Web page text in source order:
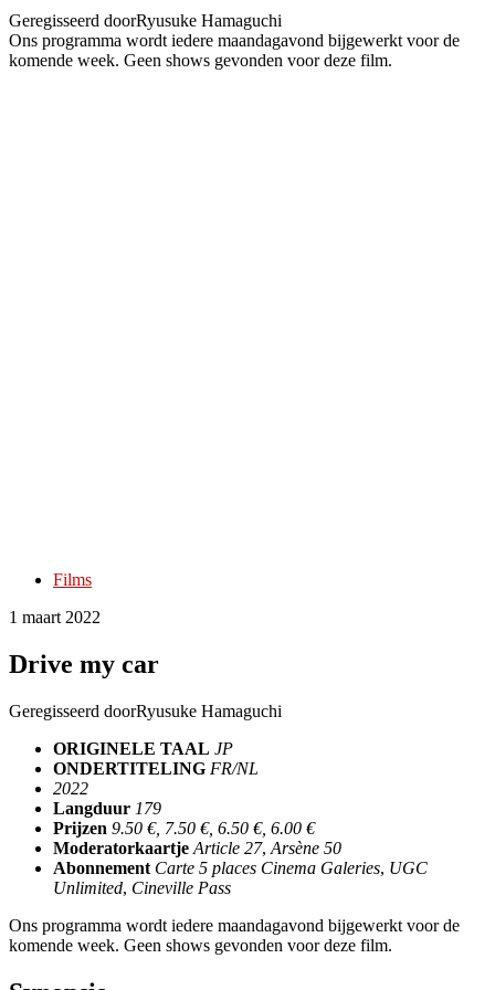
Geregisseerd doorRyusuke Hamaguchi
Ons programma wordt iedere maandagavond bijgewerkt voor de
komende week. Geen shows gevonden voor deze film.
Films
1 maart 2022
Drive my car
Geregisseerd doorRyusuke Hamaguchi
ORIGINELE TAAL JP
ONDERTITELING FR/NL
2022
Langduur 179
Prijzen 9.50 €, 7.50 €, 6.50 €, 6.00 €
Moderatorkaartje Article 27, Arsène 50
Abonnement Carte 5 places Cinema Galeries, UGC
Unlimited, Cineville Pass
Ons programma wordt iedere maandagavond bijgewerkt voor de
komende week. Geen shows gevonden voor deze film.